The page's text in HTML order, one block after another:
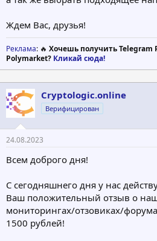
Ждем Вас, друзья!
Реклама: 🔥 Хочешь получить Telegram
Polymarket? Кликай сюда!
Cryptologic.online
Верифицирован
24.08.2023
Всем доброго дня!
С сегодняшнего дня у нас
Ваш положительный отзыв о
мониторингах/отзовиках/
1500 рублей!